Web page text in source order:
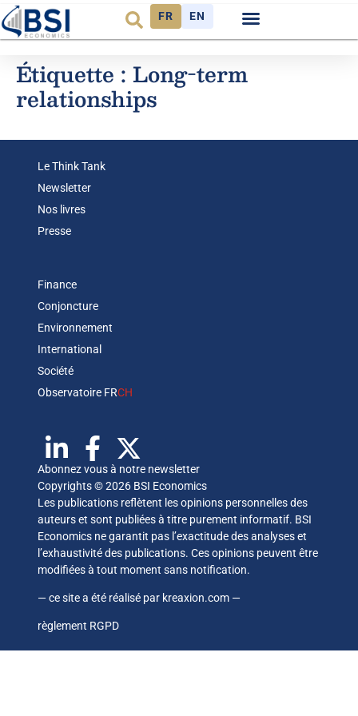
FR EN
Étiquette : Long-term
relationships
Le Think Tank
Newsletter
Nos livres
Presse
Finance
Conjoncture
Environnement
International
Société
Observatoire FRCH
Abonnez vous à notre newsletter
Copyrights © 2026 BSI Economics
Les publications reflètent les opinions personnelles des
auteurs et sont publiées à titre purement informatif. BSI
Economics ne garantit pas l’exactitude des analyses et
l’exhaustivité des publications. Ces opinions peuvent être
modifiées à tout moment sans notification.
— ce site a été réalisé par kreaxion.com —
règlement RGPD